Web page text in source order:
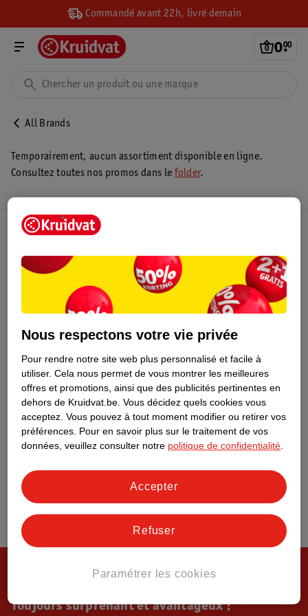
Commandé avant 22h, livré demain
0.
00
All Brands
Temporairement, aucun assortiment disponible en ligne.
Consultez toutes nos promos dans le folder.
Toujours surprenant et avantageux !
Nous respectons votre vie privée
Pour rendre notre site web plus personnalisé et facile à
utiliser. Cela nous permet de vous montrer les meilleures
offres et promotions, ainsi que des publicités pertinentes en
dehors de Kruidvat.be. Vous décidez quels cookies vous
acceptez. Vous pouvez à tout moment modifier ou retirer vos
préférences. Pour en savoir plus sur le traitement de vos
données, veuillez consulter notre politique de confidentialité
Paramétrer les cookies
Refuser
Accepter